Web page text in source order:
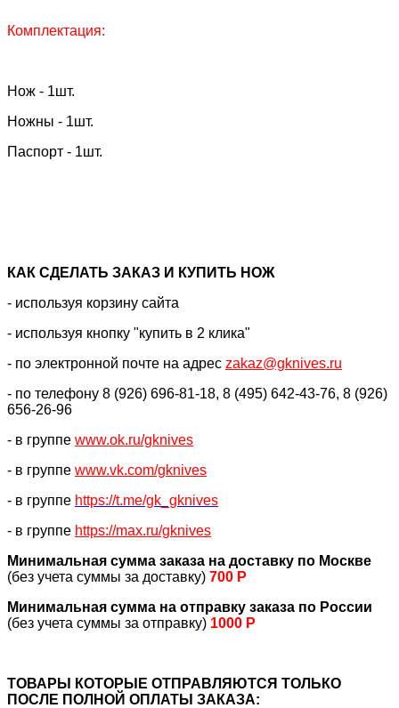
Комплектация:
Нож - 1шт.
Ножны - 1шт.
Паспорт - 1шт.
КАК CДЕЛАТЬ ЗАКАЗ И КУПИТЬ НОЖ
- используя корзину сайта
- используя кнопку "купить в 2 клика"
- по электронной почте на адрес zakaz@gknives.ru
- по телефону 8 (926) 696-81-18, 8 (495) 642-43-76, 8 (926)
656-26-96
- в группе www.ok.ru/gknives
- в группе www.vk.com/gknives
- в группе https://t.me/gk_gknives
- в группе https://max.ru/gknives
Минимальная сумма заказа на доставку по Москве
(без учета суммы за доставку) 700 Р
Минимальная сумма на отправку заказа по России
(без учета суммы за отправку) 1000 Р
ТОВАРЫ КОТОРЫЕ ОТПРАВЛЯЮТСЯ ТОЛЬКО
ПОСЛЕ ПОЛНОЙ ОПЛАТЫ ЗАКАЗА: